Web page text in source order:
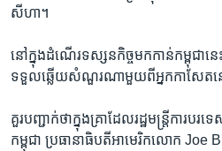
សីហា។
នៅ​ក្នុង​ដំណើរ​ទស្សនកិច្ច​មក​កាន់​កម្ពុជា​ន
ទទួល​ឆ្លើយ​សំណួរ​ណា​មួយ​ពី​អ្នក​កាសែត​ន
គួរ​បញ្ជាក់​ថា​ក្នុង​គ្រា​ដែល​រដ្ឋមន្រ្តី​ការ
កម្ពុជា ប្រធានាធិបតី​អាមេរិក​លោក Joe